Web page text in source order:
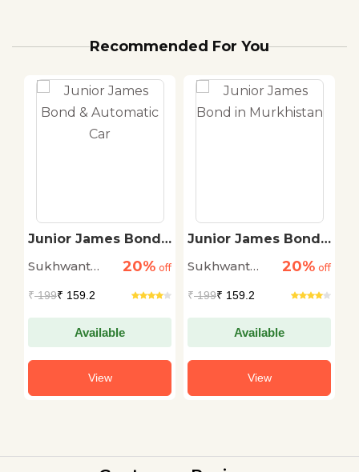
Recommended For You
Junior James Bond
Sukhwant
20% off
₹199₹ 159.2
Available
View
Junior James Bond
Sukhwant
20% off
₹199₹ 159.2
Available
View